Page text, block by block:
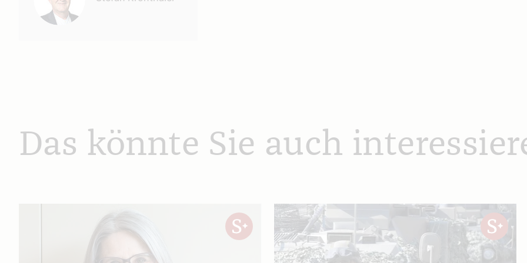
Das könnte Sie auch